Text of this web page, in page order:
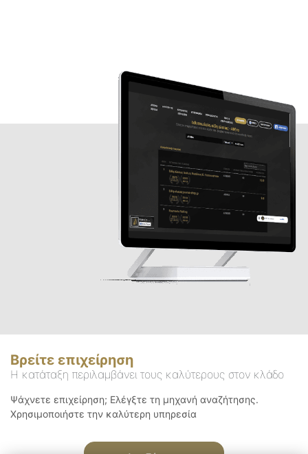
Βρείτε επιχείρηση
Η κατάταξη περιλαμβάνει τους καλύτερους στον κλάδο
Ψάχνετε επιχείρηση; Ελέγξτε τη μηχανή αναζήτησης.
Χρησιμοποιήστε την καλύτερη υπηρεσία